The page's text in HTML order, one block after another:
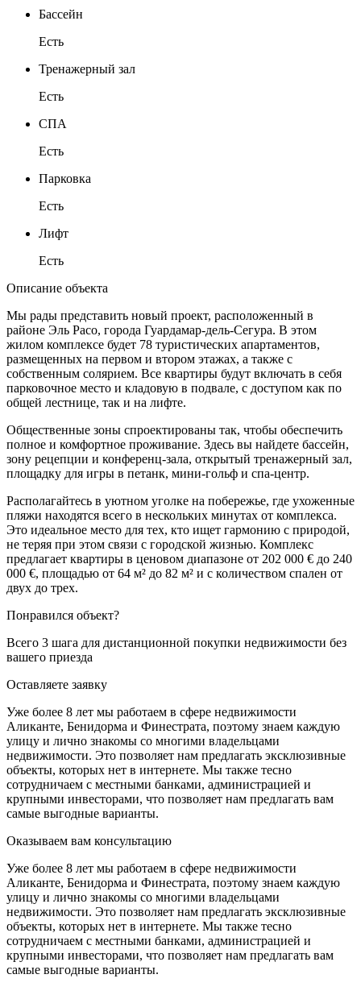
Бассейн
Есть
Тренажерный зал
Есть
СПА
Есть
Парковка
Есть
Лифт
Есть
Описание объекта
Мы рады представить новый проект, расположенный в
районе Эль Расо, города Гуардамар-дель-Сегура. В этом
жилом комплексе будет 78 туристических апартаментов,
размещенных на первом и втором этажах, а также с
собственным солярием. Все квартиры будут включать в себя
парковочное место и кладовую в подвале, с доступом как по
общей лестнице, так и на лифте.
Общественные зоны спроектированы так, чтобы обеспечить
полное и комфортное проживание. Здесь вы найдете бассейн,
зону рецепции и конференц-зала, открытый тренажерный зал,
площадку для игры в петанк, мини-гольф и спа-центр.
Располагайтесь в уютном уголке на побережье, где ухоженные
пляжи находятся всего в нескольких минутах от комплекса.
Это идеальное место для тех, кто ищет гармонию с природой,
не теряя при этом связи с городской жизнью. Комплекс
предлагает квартиры в ценовом диапазоне от 202 000 € до 240
000 €, площадью от 64 м² до 82 м² и с количеством спален от
двух до трех.
Понравился объект?
Всего 3 шага для дистанционной покупки недвижимости без
вашего приезда
Оставляете заявку
Уже более 8 лет мы работаем в сфере недвижимости
Аликанте, Бенидорма и Финестрата, поэтому знаем каждую
улицу и лично знакомы со многими владельцами
недвижимости. Это позволяет нам предлагать эксклюзивные
объекты, которых нет в интернете. Мы также тесно
сотрудничаем с местными банками, администрацией и
крупными инвесторами, что позволяет нам предлагать вам
самые выгодные варианты.
Оказываем вам консультацию
Уже более 8 лет мы работаем в сфере недвижимости
Аликанте, Бенидорма и Финестрата, поэтому знаем каждую
улицу и лично знакомы со многими владельцами
недвижимости. Это позволяет нам предлагать эксклюзивные
объекты, которых нет в интернете. Мы также тесно
сотрудничаем с местными банками, администрацией и
крупными инвесторами, что позволяет нам предлагать вам
самые выгодные варианты.